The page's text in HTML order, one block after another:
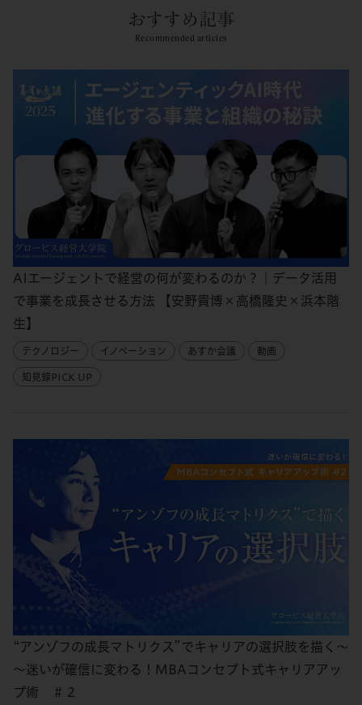
おすすめ記事
Recommended articles
AIエージェントで経営の何が変わるのか？｜データ活用
で事業を成長させる方法 【安野貴博×高橋隆史×浜本階
生】
テクノロジー イノベーション あすか会議 動画
知見録PICK UP
“アンゾフの成長マトリクス”でキャリアの選択肢を描く～
～迷いが確信に変わる！MBAコンセプト式キャリアアッ
プ術 ＃２